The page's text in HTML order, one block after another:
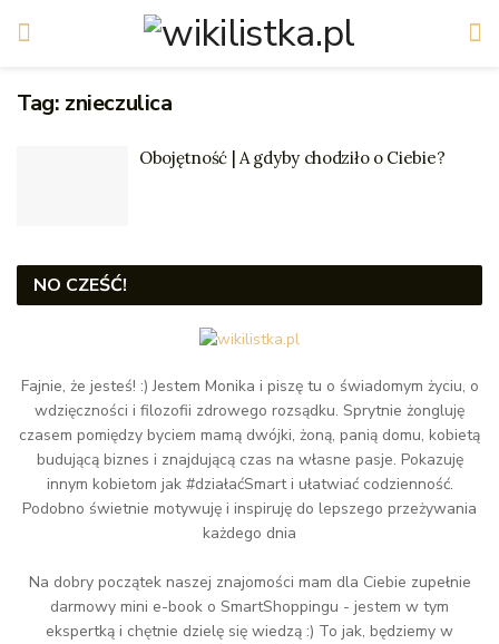
Tag: znieczulica
Obojętność | A gdyby chodziło o Ciebie?
NO CZEŚĆ!
Fajnie, że jesteś! :) Jestem Monika i piszę tu o świadomym życiu, o
wdzięczności i filozofii zdrowego rozsądku. Sprytnie żongluję
czasem pomiędzy byciem mamą dwójki, żoną, panią domu, kobietą
budującą biznes i znajdującą czas na własne pasje. Pokazuję
innym kobietom jak #działaćSmart i ułatwiać codzienność.
Podobno świetnie motywuję i inspiruję do lepszego przeżywania
każdego dnia
Na dobry początek naszej znajomości mam dla Ciebie zupełnie
darmowy mini e-book o SmartShoppingu - jestem w tym
ekspertką i chętnie dzielę się wiedzą :) To jak, będziemy w